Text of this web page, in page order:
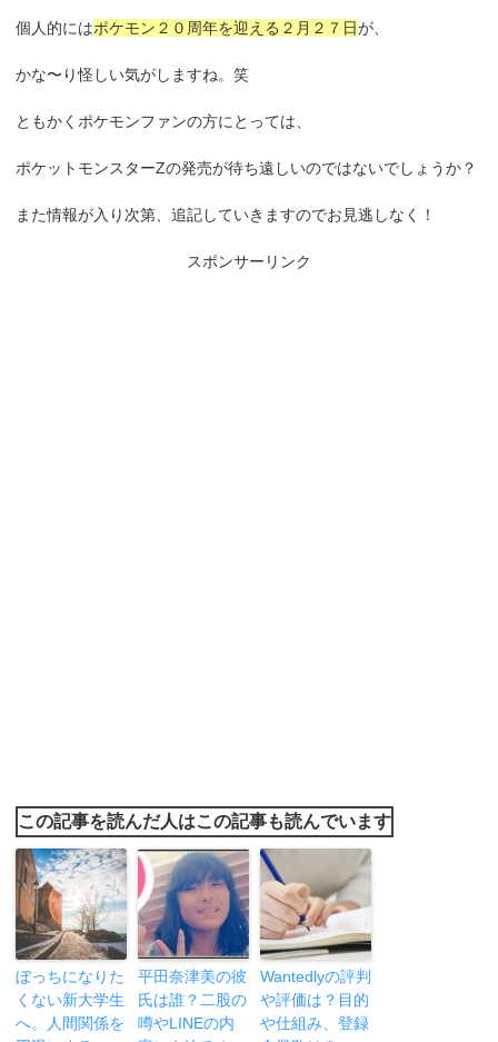
個人的にはポケモン２０周年を迎える２月２７日が、
かな〜り怪しい気がしますね。笑
ともかくポケモンファンの方にとっては、
ポケットモンスターZの発売が待ち遠しいのではないでしょうか？
また情報が入り次第、追記していきますのでお見逃しなく！
スポンサーリンク
この記事を読んだ人はこの記事も読んでいます
ぼっちになりた
くない新大学生
へ。人間関係を
平田奈津美の彼
氏は誰？二股の
噂やLINEの内
Wantedlyの評判
や評価は？目的
や仕組み、登録